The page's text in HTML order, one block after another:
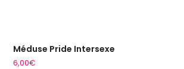
Méduse Pride Intersexe
6,00€